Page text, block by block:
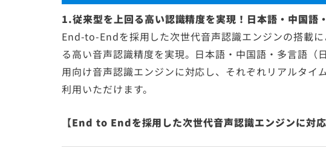
1.従来型を上回る高い認識精度を実現！日本語・中国語
End-to-Endを採用した次世代音声認識エンジンの搭載
る高い音声認識精度を実現。日本語・中国語・多言語（
用向け音声認識エンジンに対応し、それぞれリアルタイ
利用いただけます。
【End to Endを採用した次世代音声認識エンジンに対応